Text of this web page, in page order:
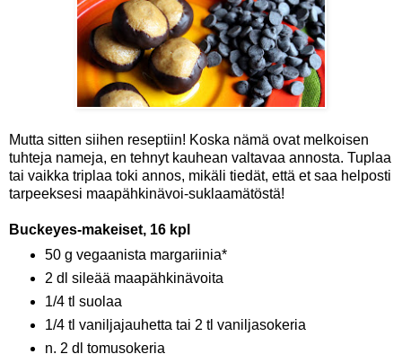
Mutta sitten siihen reseptiin! Koska nämä ovat melkoisen
tuhteja nameja, en tehnyt kauhean valtavaa annosta. Tuplaa
tai vaikka triplaa toki annos, mikäli tiedät, että et saa helposti
tarpeeksesi maapähkinävoi-suklaamätöstä!
Buckeyes-makeiset, 16 kpl
50 g vegaanista margariinia*
2 dl sileää maapähkinävoita
1/4 tl suolaa
1/4 tl vaniljajauhetta tai 2 tl vaniljasokeria
n. 2 dl tomusokeria